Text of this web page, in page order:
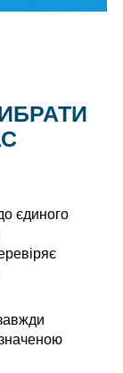
єдиного